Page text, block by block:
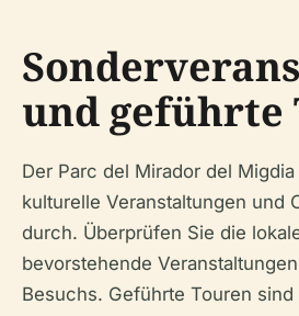
und geführte
Der Parc del Mirador del
kulturelle Veranstaltungen und
durch. Überprüfen Sie die
bevorstehende
Besuchs. Geführte Touren